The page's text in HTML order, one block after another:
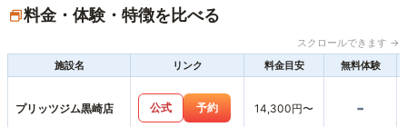
料金・体験・特徴を比べる
スクロールできます →
施設名
リンク 料金目安 無料体験
プリッツジム黒崎店 公式 予約 14,300円〜 -